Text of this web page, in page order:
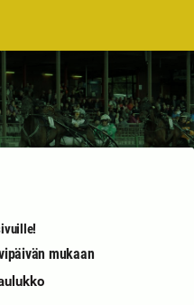
etusivulle
mukaan